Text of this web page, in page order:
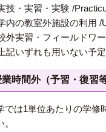
技・実習・実験 /
内の教室外施設の利用 /
外実習・フィールドワ
上記いずれも用いない予
業時間外（予習・復
では1単位あたりの学修
。